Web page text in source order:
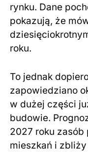
rynku. Dane
pokazują, że
roku.
To jednak
zapowiedziano
w dużej części
budowie.
2027 roku
mieszkań i